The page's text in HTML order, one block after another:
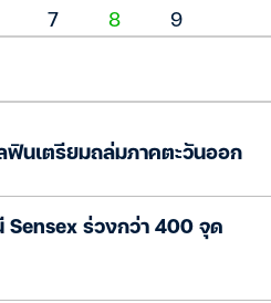
7 8 9
ฟินเตรียมถล่มภาคตะวันออก
Sensex ร่วงกว่า 400 จุด